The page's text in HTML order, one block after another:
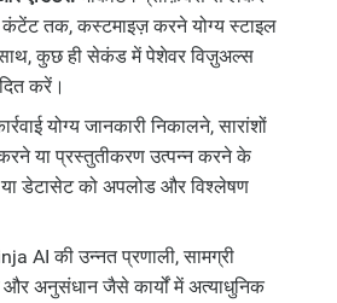
कंटेंट तक, कस्टमाइज़ करने योग्य स्टाइल
कुछ ही सेकंड में पेशेवर विज़ुअल्स
करें।
योग्य जानकारी निकालने, सारांशों
या प्रस्तुतीकरण उत्पन्न करने के
या डेटासेट को अपलोड और विश्लेषण
AI की उन्नत प्रणाली, सामग्री
और अनुसंधान जैसे कार्यों में अत्याधुनिक